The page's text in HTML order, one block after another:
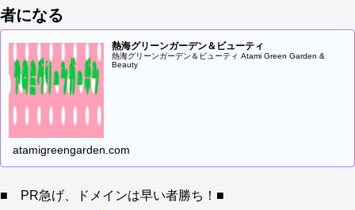
者になる
熱海グリーンガーデン＆ビューティ
熱海グリーンガーデン＆ビューティ Atami Green Garden &
Beauty
atamigreengarden.com
■ PR急げ、ドメインは早い者勝ち！■